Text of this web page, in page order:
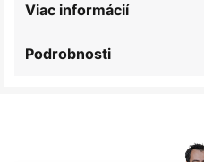
Podrobnosti
Viac informácií